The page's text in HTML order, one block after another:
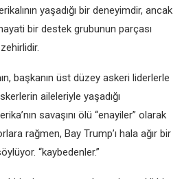
yaşadığı bir deneyimdir, ancak
bir destek grubunun parçası
başkanın üst düzey askeri liderlerle
aileleriyle yaşadığı
savaşını ölü “enayiler” olarak
rağmen, Bay Trump’ı hala ağır bir
“kaybedenler.”